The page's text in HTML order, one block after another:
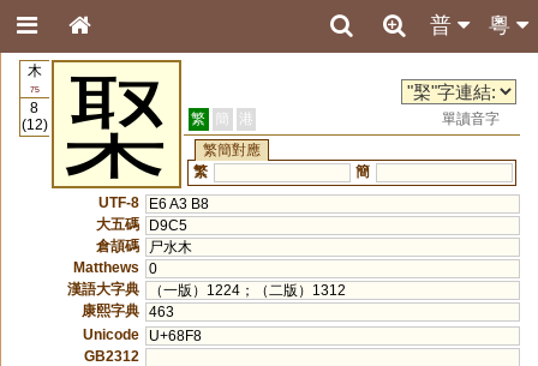
粵
普
木
75
8
(12)
棸 繁 簡 港
單讀音字
繁簡對應
繁
簡
UTF-8
E6 A3 B8
大五碼
D9C5
倉頡碼
尸水木
Matthews
0
漢語大字典
（一版）1224；（二版）1312
康熙字典 463
Unicode
U+68F8
GB2312